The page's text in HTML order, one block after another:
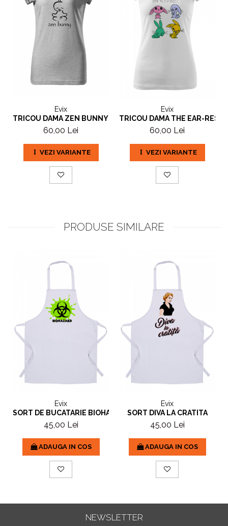
Evix
TRICOU DAMA ZEN BUNNY GRI
60,00 Lei
VEZI VARIANTE
Evix
TRICOU DAMA THE EAR-
60,00 Lei
VEZI VARIANTE
PRODUSE SIMILARE
Evix
SORT DE BUCATARIE BIOHAZARD
45,00 Lei
ADAUGA IN COS
Evix
SORT DIVA LA CRATITA
45,00 Lei
ADAUGA IN COS
NEWSLETTER